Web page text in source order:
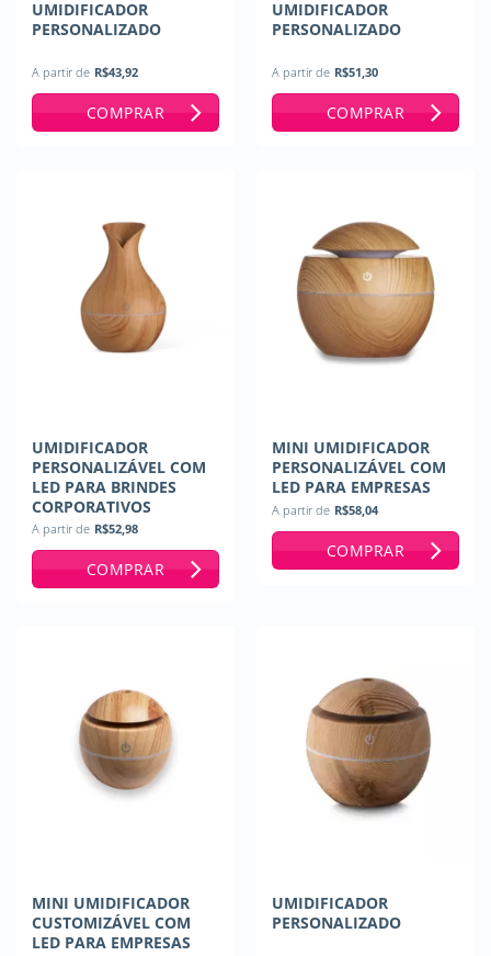
UMIDIFICADOR
PERSONALIZADO
A partir de R$43,92
COMPRAR
UMIDIFICADOR
PERSONALIZADO
A partir de R$51,30
COMPRAR
UMIDIFICADOR
PERSONALIZÁVEL COM
LED PARA BRINDES
CORPORATIVOS
A partir de R$52,98
COMPRAR
MINI UMIDIFICADOR
PERSONALIZÁVEL COM
LED PARA EMPRESAS
A partir de R$58,04
COMPRAR
MINI UMIDIFICADOR
CUSTOMIZÁVEL COM
LED PARA EMPRESAS
UMIDIFICADOR
PERSONALIZADO